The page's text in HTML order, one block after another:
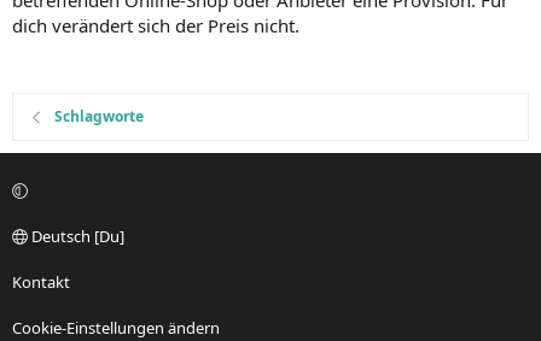
dich verändert sich der Preis nicht.
Schlagworte
Deutsch [Du]
Kontakt
Cookie-Einstellungen ändern